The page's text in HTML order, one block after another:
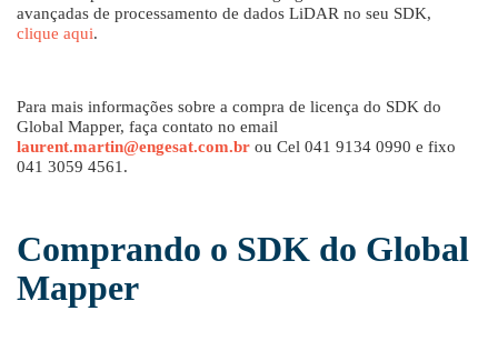
avançadas de processamento de dados LiDAR no seu SDK,
clique aqui.
Para mais informações sobre a compra de licença do SDK do
Global Mapper, faça contato no email
laurent.martin@engesat.com.br ou Cel 041 9134 0990 e fixo
041 3059 4561.
Comprando o SDK do Global
Mapper